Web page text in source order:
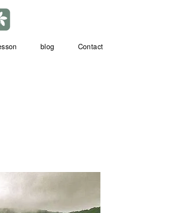
blog Contact